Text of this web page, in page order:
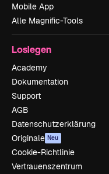
Mobile App
Alle Magnific-Tools
Loslegen
Academy
Dokumentation
Support
AGB
Datenschutzerklärung
Originale Neu
Cookie-Richtlinie
Vertrauenszentrum